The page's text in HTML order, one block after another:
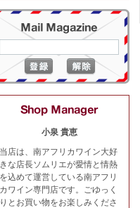
小泉 貴恵
当店は、南アフリカワイン大好
きな店長ソムリエが愛情と情熱
を込めて運営している南アフリ
カワイン専門店です。ごゆっく
りとお買い物をお楽しみくださ